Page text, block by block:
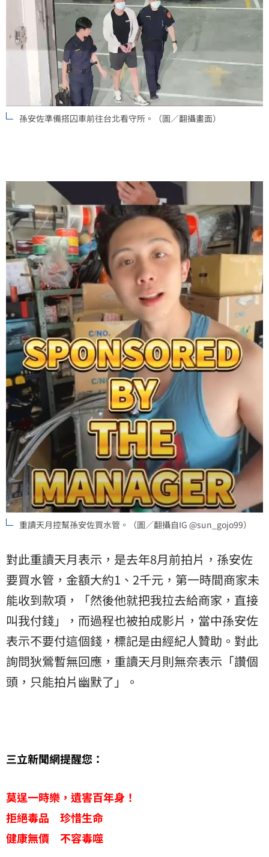
孫安佐準備搭囚車前往台北看守所。（圖／翻攝畫面）
重讀天月控幫孫安佐買水管。（圖／翻攝自IG @sun_gojo99）
對此重讀天月表示，是去年8月前拍片，孫安佐
要買水管，金額大約1、2千元，第一時間商家未
能收到款項，「然後他就把我拉去給商家，直接
叫我付錢」，而過程也被拍成影片，當中孫安佐
表示不要付這個錢，標記是由經紀人贊助。對此
詢問狄鶯暫無回應，重讀天月則無奈表示「讚個
頭，只能拍片幽默了」。
三立新聞網提醒您：
莫逞一時樂，遺害百年身！
拒絕毒品 珍惜生命
健康無價 不容毒噬